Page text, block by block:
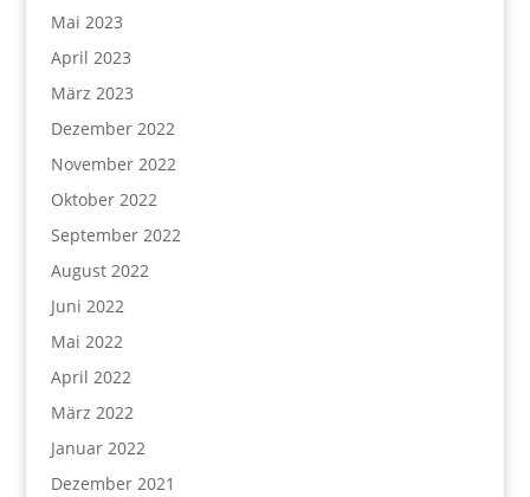
Mai 2023
April 2023
März 2023
Dezember 2022
November 2022
Oktober 2022
September 2022
August 2022
Juni 2022
Mai 2022
April 2022
März 2022
Januar 2022
Dezember 2021